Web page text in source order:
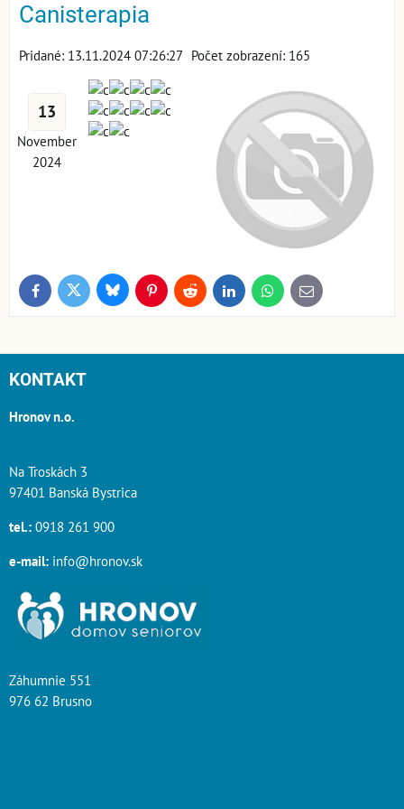
Canisterapia
Pridané: 13.11.2024 07:26:27 Počet zobrazení: 165
13
November
2024
FacebookTwitter BlueskyPinterestReddit LinkedInWhatsApp
E-
mail
KONTAKT
Hronov n.o.
Na Troskách 3
97401 Banská Bystrica
tel.: 0918 261 900
e-mail: info@hronov.sk
Záhumnie 551
976 62 Brusno